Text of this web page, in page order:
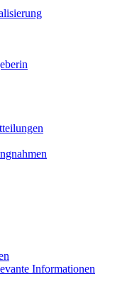
Informationen